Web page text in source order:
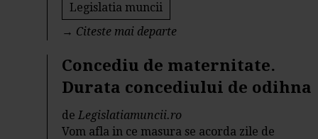
Legislatia muncii
→ Citeste mai departe
Concediu de maternitate.
Durata concediului de odihna
deLegislatiamuncii.ro
Vom afla in ce masura se acorda zile de